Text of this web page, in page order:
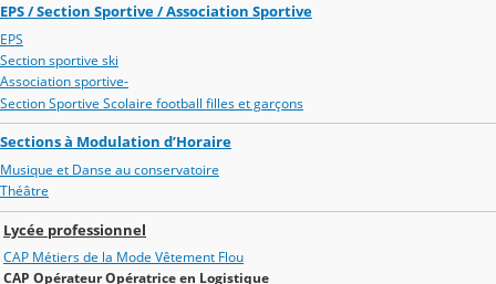
EPS / Section Sportive / Association Sportive
EPS
Section sportive ski
Association sportive-
Section Sportive Scolaire football filles et garçons
Sections à Modulation d’Horaire
Musique et Danse au conservatoire
Théâtre
Lycée professionnel
CAP Métiers de la Mode Vêtement Flou
CAP Opérateur Opératrice en Logistique